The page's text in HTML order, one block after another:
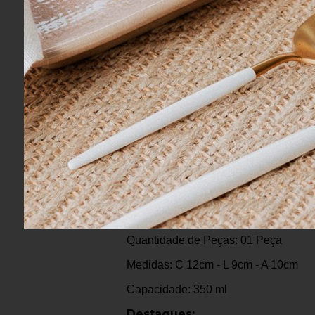
Informações do
Marca: Pip Studio
Coleção: Jolie
Modelo: Dots
Material: Porcelana
Cor: Branco/Estampado
Composição: 1 Caneca
Tamanho: Grande
Quantidade de Peças: 01 Peça
Medidas: C 12cm - L 9cm - A 10cm
Capacidade: 350 ml